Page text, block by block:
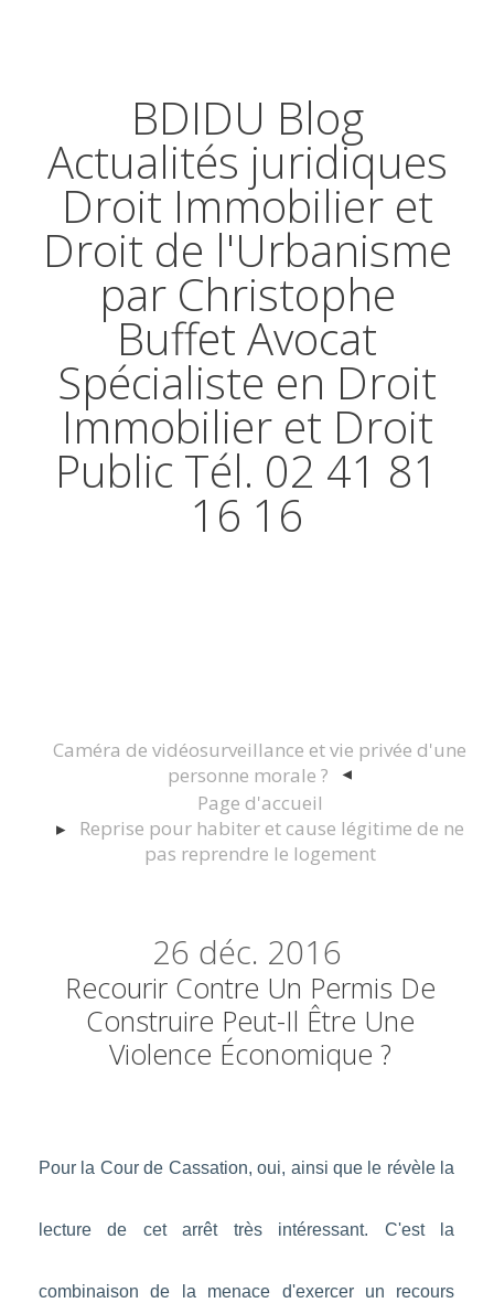
BDIDU Blog
Actualités juridiques
Droit Immobilier et
Droit de l'Urbanisme
par Christophe
Buffet Avocat
Spécialiste en Droit
Immobilier et Droit
Public Tél. 02 41 81
16 16
Caméra de vidéosurveillance et vie privée d'une
personne morale ?
Page d'accueil
Reprise pour habiter et cause légitime de ne
pas reprendre le logement
26 déc. 2016
Recourir Contre Un Permis De
Construire Peut-Il Être Une
Violence Économique ?
Pour la Cour de Cassation, oui, ainsi que le révèle la
lecture de cet arrêt très intéressant. C'est la
combinaison de la menace d'exercer un recours